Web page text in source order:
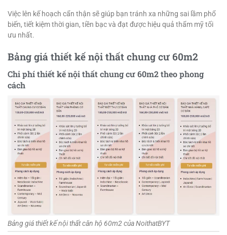
Việc lên kế hoạch cẩn thận sẽ giúp bạn tránh xa những sai lầm phổ
biến, tiết kiệm thời gian, tiền bạc và đạt được hiệu quả thẩm mỹ tối
ưu nhất.
Bảng giá thiết kế nội thất chung cư 60m2
Chi phí thiết kế nội thất chung cư 60m2 theo phong
cách
Bảng giá thiết kế nội thất căn hộ 60m2 của NoithatBYT